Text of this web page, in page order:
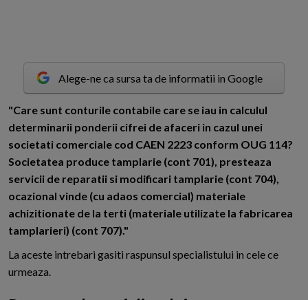
Alege-ne ca sursa ta de informatii in Google
"Care sunt conturile contabile care se iau in calculul
determinarii ponderii cifrei de afaceri in cazul unei
societati comerciale cod CAEN 2223 conform OUG 114?
Societatea produce tamplarie (cont 701), presteaza
servicii de reparatii si modificari tamplarie (cont 704),
ocazional vinde (cu adaos comercial) materiale
achizitionate de la terti (materiale utilizate la fabricarea
tamplarieri) (cont 707)."
La aceste intrebari gasiti raspunsul specialistului in cele ce
urmeaza.